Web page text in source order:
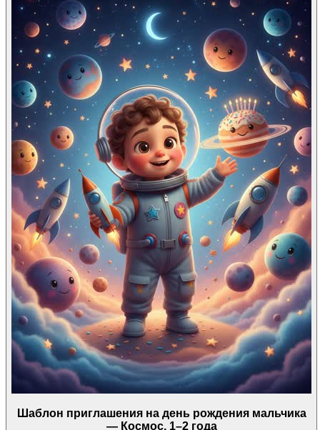
Шаблон приглашения на день рождения мальчика
— Космос, 1–2 года